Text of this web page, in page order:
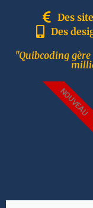
Des
Des
"Quibcoding
NOUVEAU